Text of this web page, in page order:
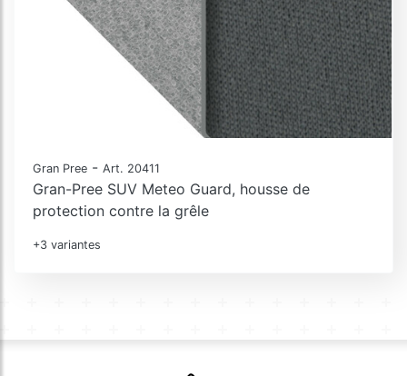
Gran Pree - Art. 20411
Gran-Pree SUV Meteo Guard, housse de
protection contre la grêle
+3 variantes